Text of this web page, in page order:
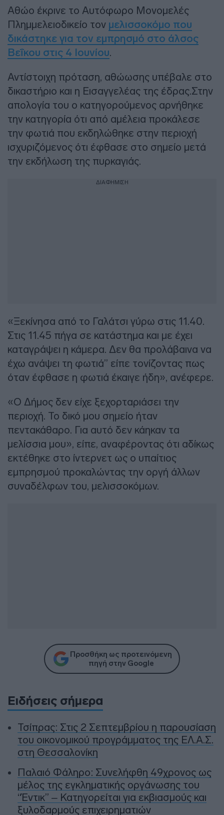
Αθώο έκρινε το Αυτόφωρο Μονομελές
Πλημμελειοδικείο τον μελισσοκόμο που
δικάστηκε για τον εμπρησμό στο άλσος
Βεΐκου στις 4 Ιουνίου.
Αντίστοιχη πρόταση, αθώωσης υπέβαλε στο
δικαστήριο και η Εισαγγελέας της έδρας.Στην
απολογία του ο κατηγορούμενος αρνήθηκε
την κατηγορία ότι από αμέλεια προκάλεσε
την φωτιά που εκδηλώθηκε στην περιοχή
ισχυριζόμενος ότι έφθασε στο σημείο μετά
την εκδήλωση της πυρκαγιάς.
ΔΙΑΦΗΜΙΣΗ
«Ξεκίνησα από το Γαλάτσι γύρω στις 11.40.
Στις 11.45 πήγα σε κατάστημα και με έχει
καταγράψει η κάμερα. Δεν θα προλάβαινα να
έχω ανάψει τη φωτιά” είπε τονίζοντας πως
όταν έφθασε η φωτιά έκαιγε ήδη», ανέφερε.
«Ο Δήμος δεν είχε ξεχορταριάσει την
περιοχή. Το δικό μου σημείο ήταν
πεντακάθαρο. Για αυτό δεν κάηκαν τα
μελίσσια μου», είπε, αναφέροντας ότι αδίκως
εκτέθηκε στο ίντερνετ ως ο υπαίτιος
εμπρησμού προκαλώντας την οργή άλλων
συναδέλφων του, μελισσοκόμων.
Προσθήκη ως προτεινόμενη
πηγή στην Google
Ειδήσεις σήμερα
Τσίπρας: Στις 2 Σεπτεμβρίου η παρουσίαση
του οικονομικού προγράμματος της ΕΛ.Α.Σ.
στη Θεσσαλονίκη
Παλαιό Φάληρο: Συνελήφθη 49χρονος ως
μέλος της εγκληματικής οργάνωσης του
“Έντικ” – Κατηγορείται για εκβιασμούς και
ξυλοδαρμούς επιχειρηματιών